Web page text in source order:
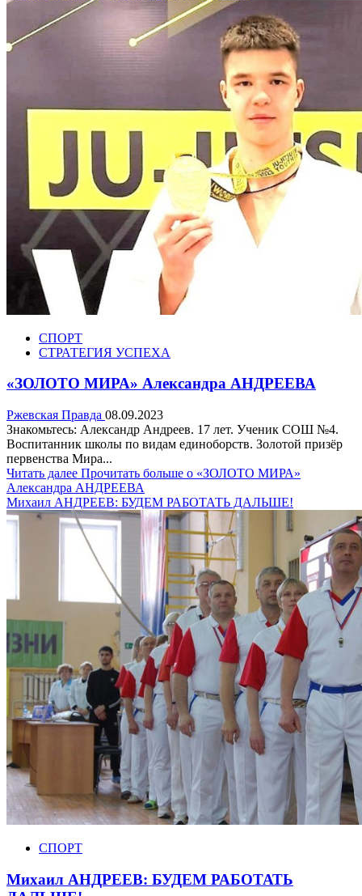
СПОРТ
СТРАТЕГИЯ УСПЕХА
«ЗОЛОТО МИРА» Александра АНДРЕЕВА
Ржевская Правда 08.09.2023
Знакомьтесь: Александр Андреев. 17 лет. Ученик СОШ №4.
Воспитанник школы по видам единоборств. Золотой призёр
первенства Мира...
Читать далее Прочитать больше о «ЗОЛОТО МИРА»
Александра АНДРЕЕВА
Михаил АНДРЕЕВ: БУДЕМ РАБОТАТЬ ДАЛЬШЕ!
СПОРТ
Михаил АНДРЕЕВ: БУДЕМ РАБОТАТЬ